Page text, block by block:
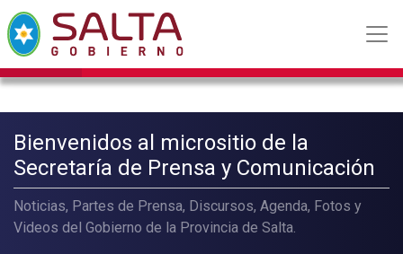
Bienvenidos al micrositio de la
Secretaría de Prensa y Comunicación
Noticias, Partes de Prensa, Discursos, Agenda, Fotos y
Videos del Gobierno de la Provincia de Salta.